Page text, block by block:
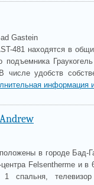
Gastein
481 находятся в
подъемника
числе удобств
информация
в городе Бад-
Felsentherme и
1 спальня,